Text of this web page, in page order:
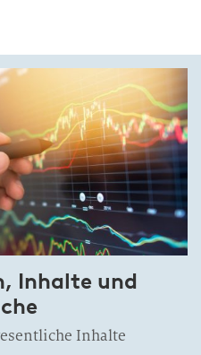
Inhalte und
Inhalte